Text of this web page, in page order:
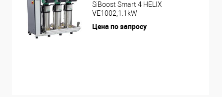
SiBoost Smart 4 HELIX
VE1002,1.1kW
Цена по запросу